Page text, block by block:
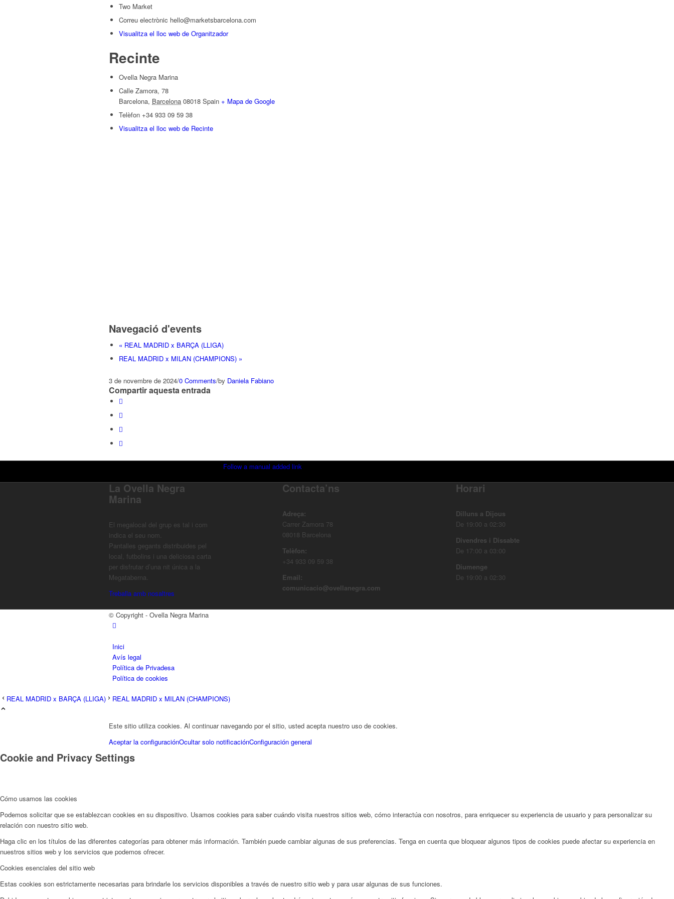
Two Market
Correu electrònic hello@marketsbarcelona.com
Visualitza el lloc web de Organitzador
Recinte
Ovella Negra Marina
Calle Zamora, 78
Barcelona, Barcelona 08018 Spain + Mapa de Google
Telèfon +34 933 09 59 38
Visualitza el lloc web de Recinte
Navegació d'events
« REAL MADRID x BARÇA (LLIGA)
REAL MADRID x MILAN (CHAMPIONS) »
3 de novembre de 2024/0 Comments/by Daniela Fabiano
Compartir aquesta entrada
Follow a manual added link
La Ovella Negra
Marina
El megalocal del grup es tal i com
indica el seu nom.
Pantalles gegants distribuides pel
local, futbolins i una deliciosa carta
per disfrutar d’una nit única a la
Megataberna.
Treballa amb nosaltres
Contacta’ns
Adreça:
Carrer Zamora 78
08018 Barcelona
Telèfon:
+34 933 09 59 38
Email:
comunicacio@ovellanegra.com
Horari
Dilluns a Dijous
De 19:00 a 02:30
Divendres i Dissabte
De 17:00 a 03:00
Diumenge
De 19:00 a 02:30
© Copyright - Ovella Negra Marina
Inici
Avís legal
Política de Privadesa
Política de cookies
REAL MADRID x BARÇA (LLIGA) REAL MADRID x MILAN (CHAMPIONS)
Este sitio utiliza cookies. Al continuar navegando por el sitio, usted acepta nuestro uso de cookies.
Aceptar la configuraciónOcultar solo notificaciónConfiguración general
Cookie and Privacy Settings
Cómo usamos las cookies
Podemos solicitar que se establezcan cookies en su dispositivo. Usamos cookies para saber cuándo visita nuestros sitios web, cómo interactúa con nosotros, para enriquecer su experiencia de usuario y para personalizar su
relación con nuestro sitio web.
Haga clic en los títulos de las diferentes categorías para obtener más información. También puede cambiar algunas de sus preferencias. Tenga en cuenta que bloquear algunos tipos de cookies puede afectar su experiencia en
nuestros sitios web y los servicios que podemos ofrecer.
Cookies esenciales del sitio web
Estas cookies son estrictamente necesarias para brindarle los servicios disponibles a través de nuestro sitio web y para usar algunas de sus funciones.